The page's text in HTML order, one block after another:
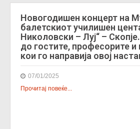
Новогодишен концерт на
балетскиот училишен
Николовски – Луј“ –
до гостите, професорите и
кои го направија овој
07/01/2025
Прочитај повеќе...